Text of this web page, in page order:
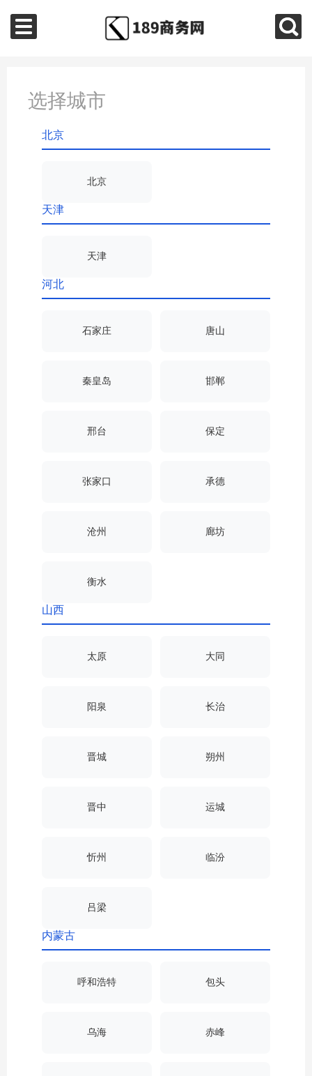
选择城市
北京
北京
天津
天津
河北
石家庄 唐山
秦皇岛 邯郸
邢台 保定
张家口 承德
沧州 廊坊
衡水
山西
太原 大同
阳泉 长治
晋城 朔州
晋中 运城
忻州 临汾
吕梁
内蒙古
呼和浩特 包头
乌海 赤峰